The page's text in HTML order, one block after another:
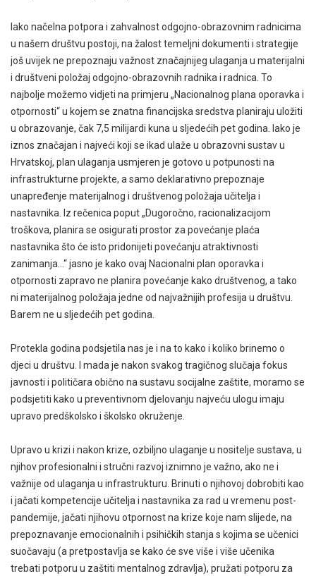
Iako načelna potpora i zahvalnost odgojno-obrazovnim radnicima
u našem društvu postoji, na žalost temeljni dokumenti i strategije
još uvijek ne prepoznaju važnost značajnijeg ulaganja u materijalni
i društveni položaj odgojno-obrazovnih radnika i radnica. To
najbolje možemo vidjeti na primjeru „Nacionalnog plana oporavka i
otpornosti“ u kojem se znatna financijska sredstva planiraju uložiti
u obrazovanje, čak 7,5 milijardi kuna u sljedećih pet godina. Iako je
iznos značajan i najveći koji se ikad ulaže u obrazovni sustav u
Hrvatskoj, plan ulaganja usmjeren je gotovo u potpunosti na
infrastrukturne projekte, a samo deklarativno prepoznaje
unapređenje materijalnog i društvenog položaja učitelja i
nastavnika. Iz rečenica poput „Dugoročno, racionalizacijom
troškova, planira se osigurati prostor za povećanje plaća
nastavnika što će isto pridonijeti povećanju atraktivnosti
zanimanja…“ jasno je kako ovaj Nacionalni plan oporavka i
otpornosti zapravo ne planira povećanje kako društvenog, a tako
ni materijalnog položaja jedne od najvažnijih profesija u društvu.
Barem ne u sljedećih pet godina.
Protekla godina podsjetila nas je i na to kako i koliko brinemo o
djeci u društvu. I mada je nakon svakog tragičnog slučaja fokus
javnosti i političara obično na sustavu socijalne zaštite, moramo se
podsjetiti kako u preventivnom djelovanju najveću ulogu imaju
upravo predškolsko i školsko okruženje.
Upravo u krizi i nakon krize, ozbiljno ulaganje u nositelje sustava, u
njihov profesionalni i stručni razvoj iznimno je važno, ako ne i
važnije od ulaganja u infrastrukturu. Brinuti o njihovoj dobrobiti kao
i jačati kompetencije učitelja i nastavnika za rad u vremenu post-
pandemije, jačati njihovu otpornost na krize koje nam slijede, na
prepoznavanje emocionalnih i psihičkih stanja s kojima se učenici
suočavaju (a pretpostavlja se kako će sve više i više učenika
trebati potporu u zaštiti mentalnog zdravlja), pružati potporu za